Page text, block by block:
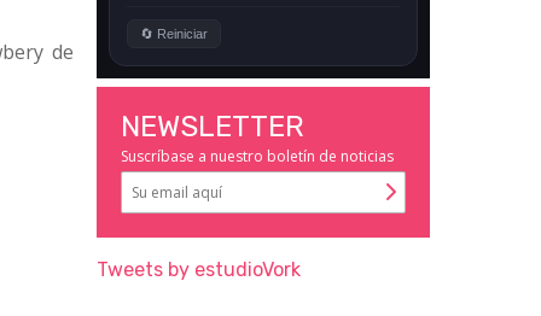
de
NEWSLETTER
Suscríbase a nuestro boletín de noticias
Tweets by estudioVork